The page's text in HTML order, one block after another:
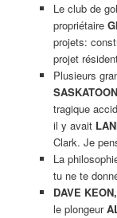
Le club de
propriétaire
projets:
projet
Plusieurs
SASKATOON
tragique
il y avait
Clark. Je
La
tu ne te
DAVE KEON,
le plongeur